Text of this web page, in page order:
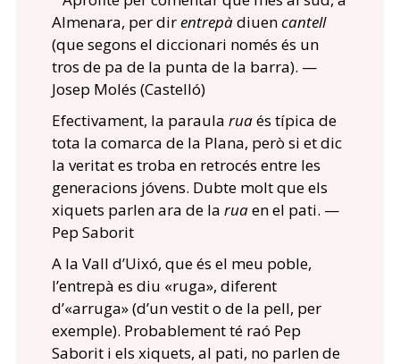
Almenara, per direntrepàdiuencantell
(que segons el diccionari només és un
tros de pa de la punta de la barra). —
Josep Molés (Castelló)
Efectivament, la paraula ruaés típica de
tota la comarca de la Plana, però si et dic
la veritat es troba en retrocés entre les
generacions jóvens. Dubte molt que els
xiquets parlen ara de la ruaen el pati. —
Pep Saborit
A la Vall d’Uixó, que és el meu poble,
l’entrepà es diu «ruga», diferent
d’«arruga» (d’un vestit o de la pell, per
exemple). Probablement té raó Pep
Saborit i els xiquets, al pati, no parlen de